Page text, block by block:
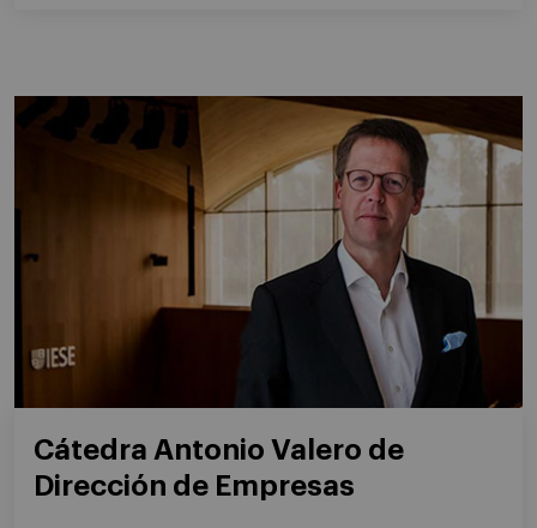
Cátedra Antonio Valero de
Dirección de Empresas